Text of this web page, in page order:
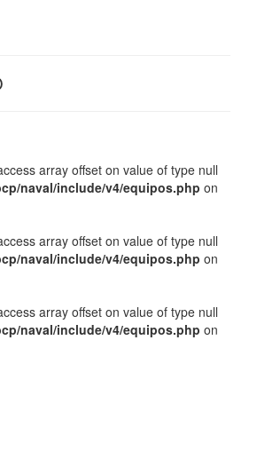
array offset on value of type null
naval/include/v4/equipos.php on
array offset on value of type null
naval/include/v4/equipos.php on
array offset on value of type null
naval/include/v4/equipos.php on